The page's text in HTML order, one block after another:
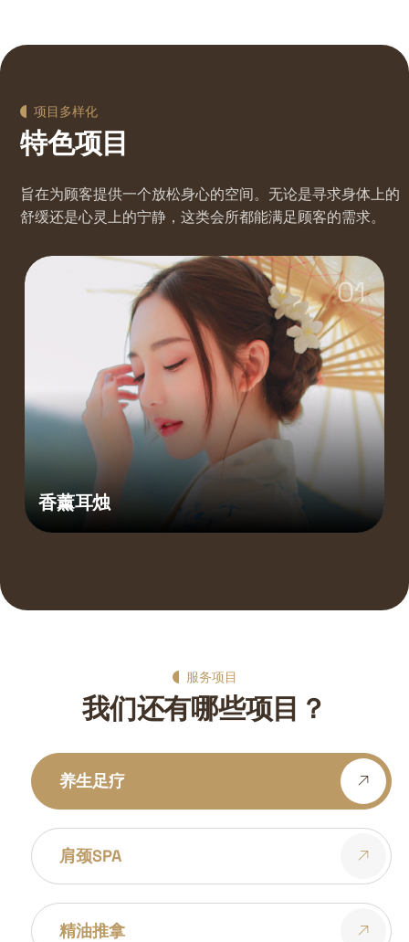
项目多样化
特色项目
旨在为顾客提供一个放松身心的空间。无论是寻求身体上的
舒缓还是心灵上的宁静，这类会所都能满足顾客的需求。
01
香薰耳烛
服务项目
我们还有哪些项目？
养生足疗
肩颈SPA
精油推拿